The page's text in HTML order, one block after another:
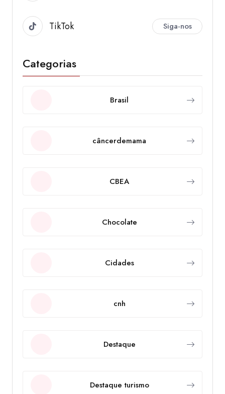
TikTok Siga-nos
Categorias
Brasil
câncerdemama
CBEA
Chocolate
Cidades
cnh
Destaque
Destaque turismo